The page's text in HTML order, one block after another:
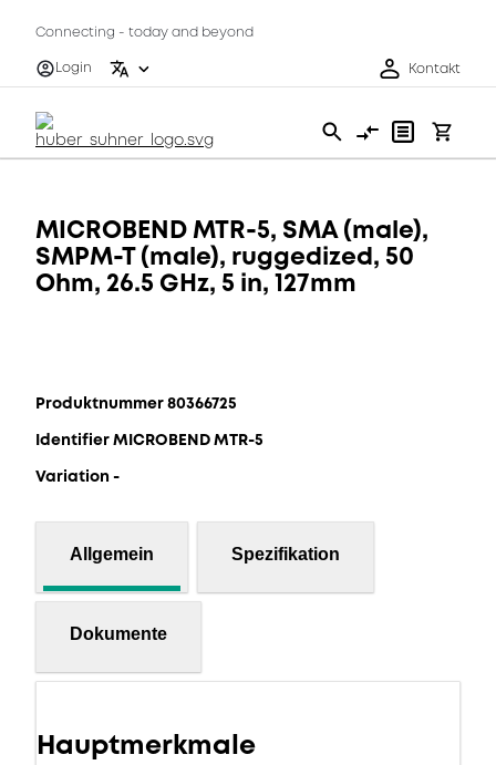
Connecting - today and beyond
Login
Kontakt
MICROBEND MTR-5, SMA (male),
SMPM-T (male), ruggedized, 50
Ohm, 26.5 GHz, 5 in, 127mm
Produktnummer 80366725
Identifier MICROBEND MTR-5
Variation -
Allgemein Spezifikation
Dokumente
Hauptmerkmale